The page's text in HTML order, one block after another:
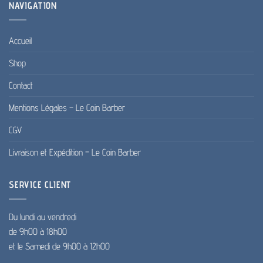
NAVIGATION
Accueil
Shop
Contact
Mentions Légales – Le Coin Barber
CGV
Livraison et Expédition – Le Coin Barber
SERVICE CLIENT
Du lundi au vendredi
de 9h00 à 18h00
et le Samedi de 9h00 à 12h00